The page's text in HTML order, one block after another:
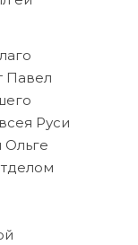
Павел
Руси